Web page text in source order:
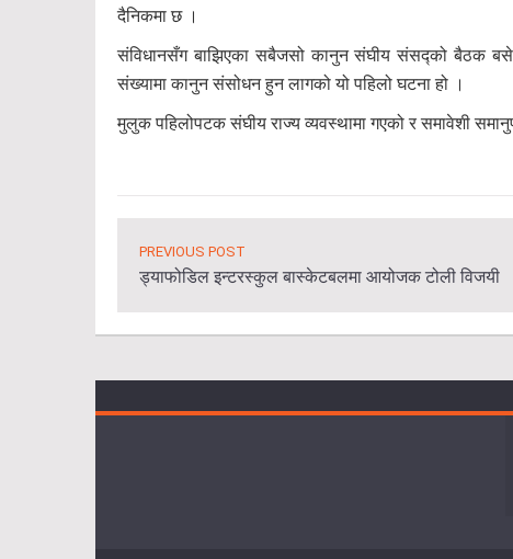
दैनिकमा छ ।
संविधानसँग बाझिएका सबैजसो कानुन संघीय संसद्को बैठक
संख्यामा कानुन संसोधन हुन लागको यो पहिलो घटना हो ।
मुलुक पहिलोपटक संघीय राज्य व्यवस्थामा गएको र समावेशी
PREVIOUS POST
ड्याफोडिल इन्टरस्कुल बास्केटबलमा आयोजक टोली विजयी